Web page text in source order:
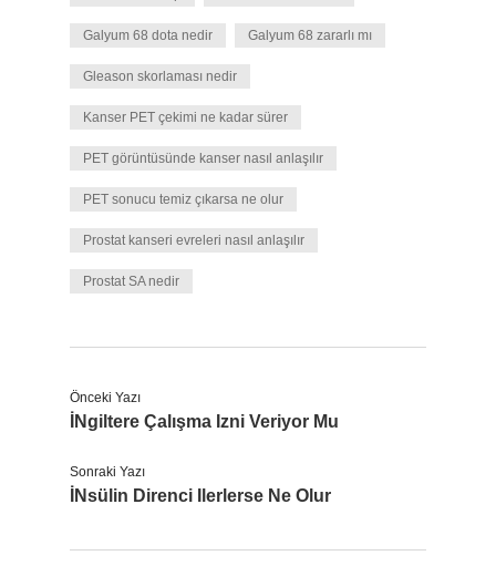
Galyum 68 dota nedir Galyum 68 zararlı mı
Gleason skorlaması nedir
Kanser PET çekimi ne kadar sürer
PET görüntüsünde kanser nasıl anlaşılır
PET sonucu temiz çıkarsa ne olur
Prostat kanseri evreleri nasıl anlaşılır
Prostat SA nedir
Önceki Yazı
İNgiltere Çalışma Izni Veriyor Mu
Sonraki Yazı
İNsülin Direnci Ilerlerse Ne Olur